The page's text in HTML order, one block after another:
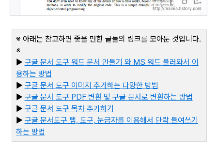
※ 아래는 참고하면 좋을 만한 글들의 링크를 모아둔 것입니다.
※
▶ 구글 문서 도구 워드 문서 만들기 와 MS 워드 불러와서 이
용하는 방법
▶ 구글 문서 도구 이미지 추가하는 다양한 방법
▶ 구글 문서 도구 PDF 변환 및 구글 문서로 변환하는 방법
▶ 구글 문서 도구 목차 추가하기
▶ 구글 문서도구 탭, 도구, 눈금자를 이용해서 단락 들여쓰기
하는 방법